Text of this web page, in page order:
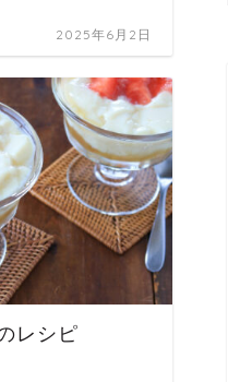
2025年6月2日
レシピ